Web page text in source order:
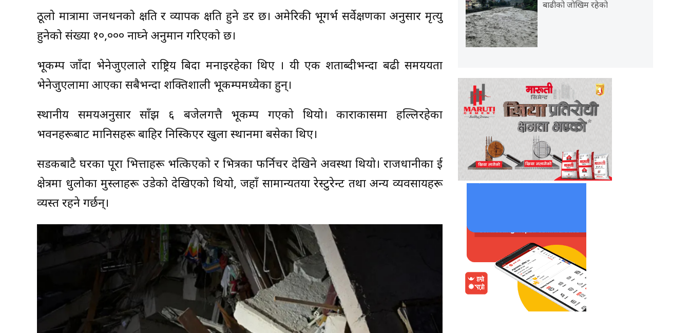
ठूलो मात्रामा जनधनको क्षति र व्यापक क्षति हुने डर छ। अमेरिकी भूगर्भ सर्वेक्षणका अनुसार मृत्यु
हुनेको संख्या १०,००० नाघ्ने अनुमान गरिएको छ।
भूकम्प जाँदा भेनेजुएलाले राष्ट्रिय बिदा मनाइरहेका थिए । यी एक शताब्दीभन्दा बढी समययता
भेनेजुएलामा आएका सबैभन्दा शक्तिशाली भूकम्पमध्येका हुन्।
स्थानीय समयअनुसार साँझ ६ बजेलगत्तै भूकम्प गएको थियो। काराकासमा हल्लिरहेका
भवनहरूबाट मानिसहरू बाहिर निस्किएर खुला स्थानमा बसेका थिए।
सडकबाटै घरका पूरा भित्ताहरू भत्किएको र भित्रका फर्निचर देखिने अवस्था थियो। राजधानीका दुई
क्षेत्रमा धुलोका मुस्लाहरू उडेको देखिएको थियो, जहाँ सामान्यतया रेस्टुरेन्ट तथा अन्य व्यवसायहरू
व्यस्त रहने गर्छन्।
बाढीको जोखिम रहेको